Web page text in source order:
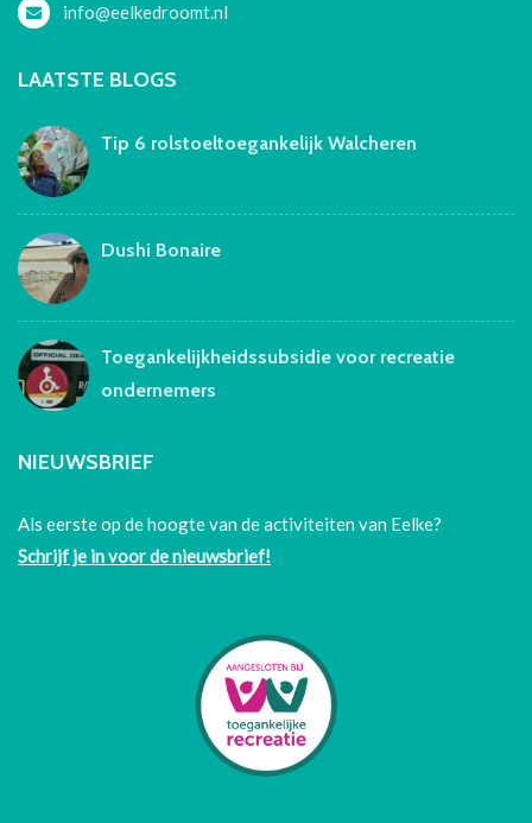
info@eelkedroomt.nl
LAATSTE BLOGS
Tip 6 rolstoeltoegankelijk Walcheren
Dushi Bonaire
Toegankelijkheidssubsidie voor recreatie
ondernemers
NIEUWSBRIEF
Als eerste op de hoogte van de activiteiten van Eelke?
Schrijf je in voor de nieuwsbrief!